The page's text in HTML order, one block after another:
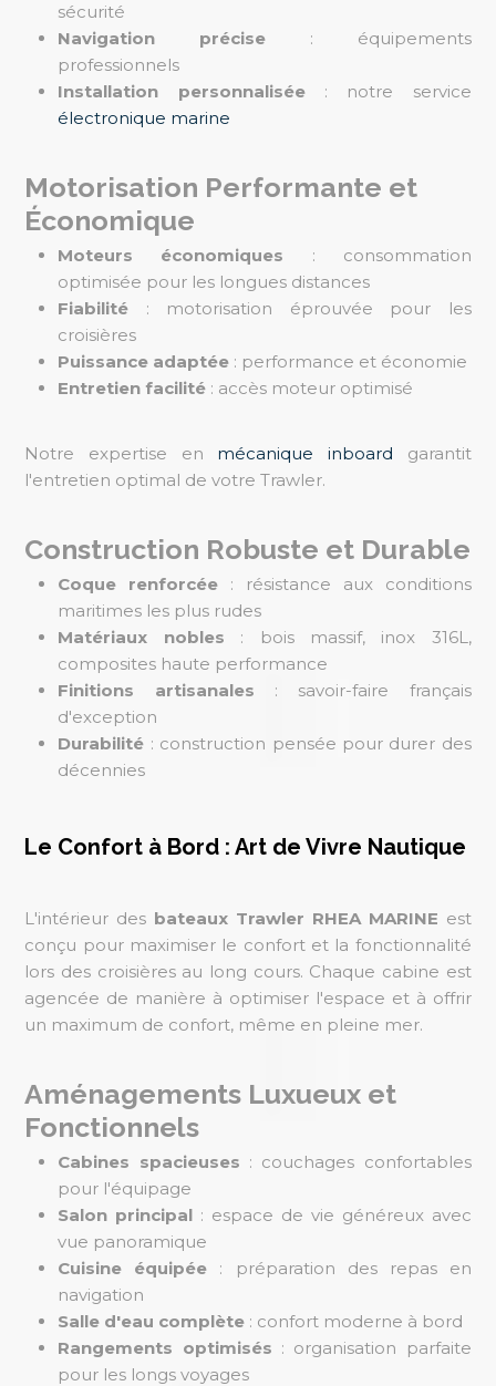
sécurité
Navigation précise : équipements
professionnels
Installation personnalisée: notre service
électronique marine
Motorisation Performante et
Économique
Moteurs économiques : consommation
optimisée pour les longues distances
Fiabilité : motorisation éprouvée pour les
croisières
Puissance adaptée : performance et économie
Entretien facilité : accès moteur optimisé
Notre expertise en mécanique inboard garantit
l'entretien optimal de votre Trawler.
Construction Robuste et Durable
Coque renforcée : résistance aux conditions
maritimes les plus rudes
Matériaux nobles : bois massif, inox 316L,
composites haute performance
Finitions artisanales : savoir-faire français
d'exception
Durabilité : construction pensée pour durer des
décennies
Le Confort à Bord : Art de Vivre Nautique
L'intérieur des bateaux Trawler RHEA MARINE est
conçu pour maximiser le confort et la fonctionnalité
lors des croisières au long cours. Chaque cabine est
agencée de manière à optimiser l'espace et à offrir
un maximum de confort, même en pleine mer.
Aménagements Luxueux et
Fonctionnels
Cabines spacieuses : couchages confortables
pour l'équipage
Salon principal : espace de vie généreux avec
vue panoramique
Cuisine équipée : préparation des repas en
navigation
Salle d'eau complète : confort moderne à bord
Rangements optimisés : organisation parfaite
pour les longs voyages